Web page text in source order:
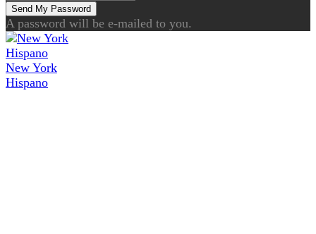
A password will be e-mailed to you.
New York
Hispano